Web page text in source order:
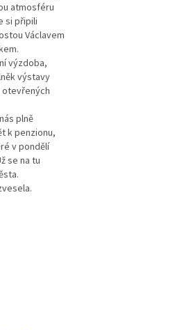
atmosféru
si připili
Václavem
výzdoba,
výstavy
otevřených
plně
k penzionu,
v pondělí
se na tu